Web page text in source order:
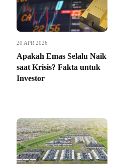
20 APR 2026
Apakah Emas Selalu Naik
saat Krisis? Fakta untuk
Investor